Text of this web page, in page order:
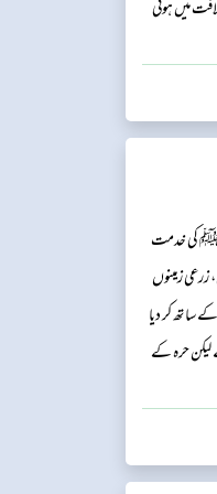
میں ہوئی
ﷺ کی خدمت
زرعی زمینوں
ساتھ کر دیا
لیکن حرہ کے